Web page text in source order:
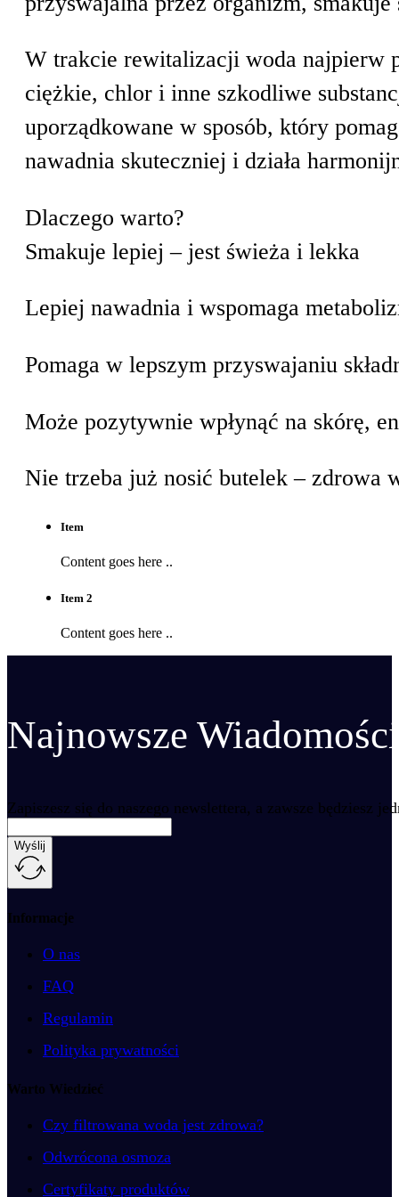
Akcesoria do testowania wody
Testery TDS
Testery-Ph
W trakcie rewitalizacji woda najpierw
ciężkie, chlor i inne szkodliwe
uporządkowane w sposób, który
nawadnia skuteczniej i działa
Dlaczego warto?
Smakuje lepiej – jest świeża i lekka
Lepiej nawadnia i wspomaga
Pomaga w lepszym przyswajaniu
Może pozytywnie wpłynąć na skórę,
Nie trzeba już nosić butelek – zdrowa
Item
Content goes here ..
Item 2
Content goes here ..
Najnowsze
Zapiszesz się do naszego newslettera, a zawsze będziesz
Wyślij
Informacje
O nas
FAQ
Regulamin
Polityka prywatności
Warto Wiedzieć
Czy filtrowana woda jest zdrowa?
Odwrócona osmoza
Certyfikaty produktów